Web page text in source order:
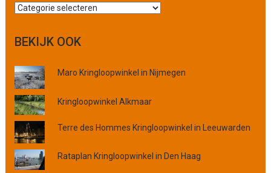
Z
k
p
p
l
a
a
t
s
,
BEKIJK OOK
Maro Kringloopwinkel in Nijmegen
Kringloopwinkel Alkmaar
Terre des Hommes Kringloopwinkel in Leeuwarden
Rataplan Kringloopwinkel in Den Haag